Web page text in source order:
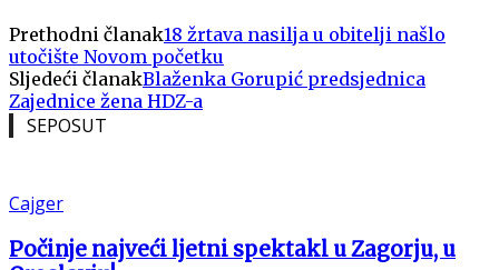
Prethodni članak18 žrtava nasilja u obitelji našlo
utočište Novom početku
Sljedeći članakBlaženka Gorupić predsjednica
Zajednice žena HDZ-a
SEPOSUT
Cajger
Počinje najveći ljetni spektakl u Zagorju, u